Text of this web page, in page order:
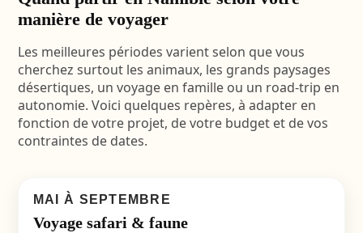
manière de voyager
Les meilleures périodes varient selon que vous
cherchez surtout les animaux, les grands paysages
désertiques, un voyage en famille ou un road-trip en
autonomie. Voici quelques repères, à adapter en
fonction de votre projet, de votre budget et de vos
contraintes de dates.
MAI À SEPTEMBRE
Voyage safari & faune